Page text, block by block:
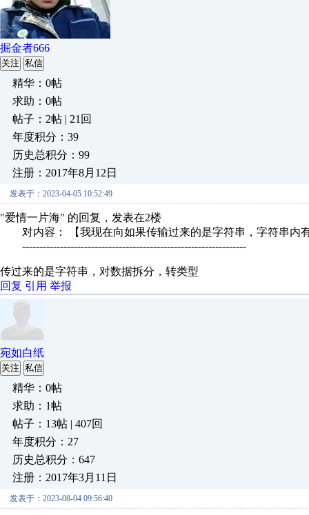
掘金者666
关注 私信
精华：0帖
求助：0帖
帖子：2帖 | 21回
年度积分：39
历史总积分：99
注册：2017年8月12日
发表于：2023-04-05 10:52:49
"爱情一片海" 的回复，发表在2楼
对内容： 【我现在向如果传输过来的是字符串，字符串内
-----------------------------------------------------------------
传过来的是字符串，对数据拆分，转类型
回复 引用 举报
宛如白纸
关注 私信
精华：0帖
求助：1帖
帖子：13帖 | 407回
年度积分：27
历史总积分：647
注册：2017年3月11日
发表于：2023-08-04 09:56:40